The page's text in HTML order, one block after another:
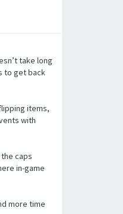
take long
to get back
items,
with
caps
in-game
more time